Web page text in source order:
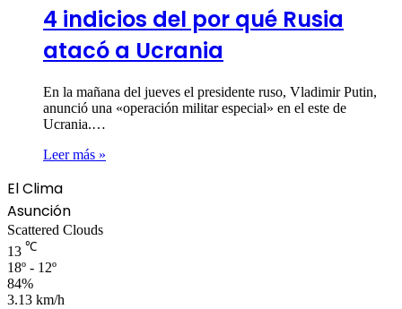
4 indicios del por qué Rusia
atacó a Ucrania
En la mañana del jueves el presidente ruso, Vladimir Putin,
anunció una «operación militar especial» en el este de
Ucrania.…
Leer más »
El Clima
Asunción
Scattered Clouds
13 ℃
18º - 12º
84%
3.13 km/h